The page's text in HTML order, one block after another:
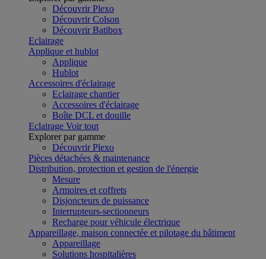
Découvrir Plexo
Découvrir Colson
Découvrir Batibox
Eclairage
Applique et hublot
Applique
Hublot
Accessoires d'éclairage
Eclairage chantier
Accessoires d'éclairage
Boîte DCL et douille
Eclairage Voir tout
Explorer par gamme
Découvrir Plexo
Pièces détachées & maintenance
Distribution, protection et gestion de l'énergie
Mesure
Armoires et coffrets
Disjoncteurs de puissance
Interrupteurs-sectionneurs
Recharge pour véhicule électrique
Appareillage, maison connectée et pilotage du bâtiment
Appareillage
Solutions hospitalières